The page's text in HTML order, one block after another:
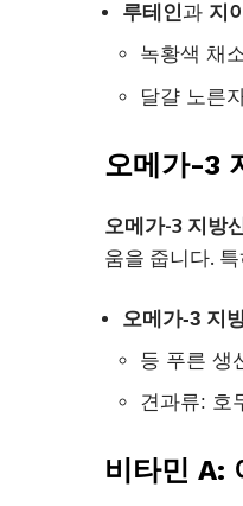
루테인과 지
녹황색 채
달걀 노른
오메가-3
오메가-3 지방
움을 줍니다.
오메가-3 지
등 푸른 생
견과류: 호
비타민 A: